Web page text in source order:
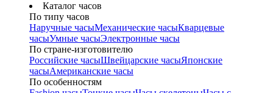
Каталог часов
По типу часов
Наручные часыМеханические часыКварцевые
часыУмные часыЭлектронные часы
По стране-изготовителю
Российские часыШвейцарские часыЯпонские
часыАмериканские часы
По особенностям